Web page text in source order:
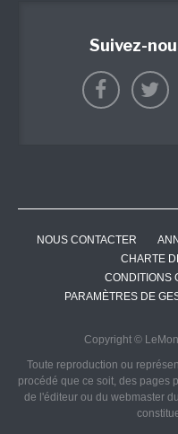
Suivez-
NOUS CONTACTER
CHARTE
CONDITIONS
PARAMÈTRES DE
Copyright ©
Toute reproduction ou
procédé que ce soit, des pages
de l'éditeur ou du webmaster